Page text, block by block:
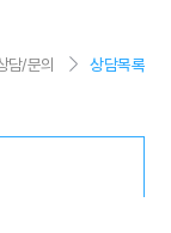
담/문의 상담목록